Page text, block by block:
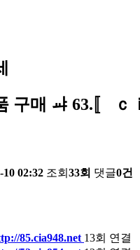
구매 ㆇ 63.〚
10 02:32 조회 33회 댓글0건
85.cia948.net 13회 연결